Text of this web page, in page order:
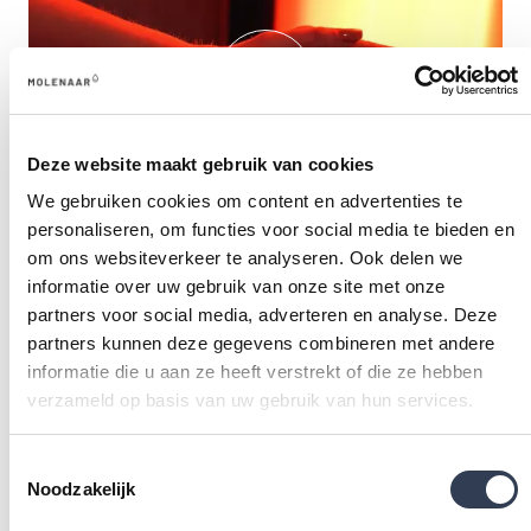
Deze website maakt gebruik van cookies
We gebruiken cookies om content en advertenties te
personaliseren, om functies voor social media te bieden en
om ons websiteverkeer te analyseren. Ook delen we
informatie over uw gebruik van onze site met onze
partners voor social media, adverteren en analyse. Deze
partners kunnen deze gegevens combineren met andere
informatie die u aan ze heeft verstrekt of die ze hebben
verzameld op basis van uw gebruik van hun services.
Noodzakelijk
DE ZON NAAR BINNEN HALEN